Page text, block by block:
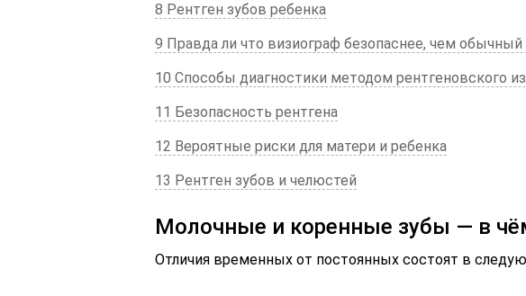
8 Рентген зубов ребенка
9 Правда ли что визиограф безопаснее, чем обычный
10 Способы диагностики методом рентгеновского
11 Безопасность рентгена
12 Вероятные риски для матери и ребенка
13 Рентген зубов и челюстей
Молочные и коренные зубы — в
Отличия временных от постоянных состоят в